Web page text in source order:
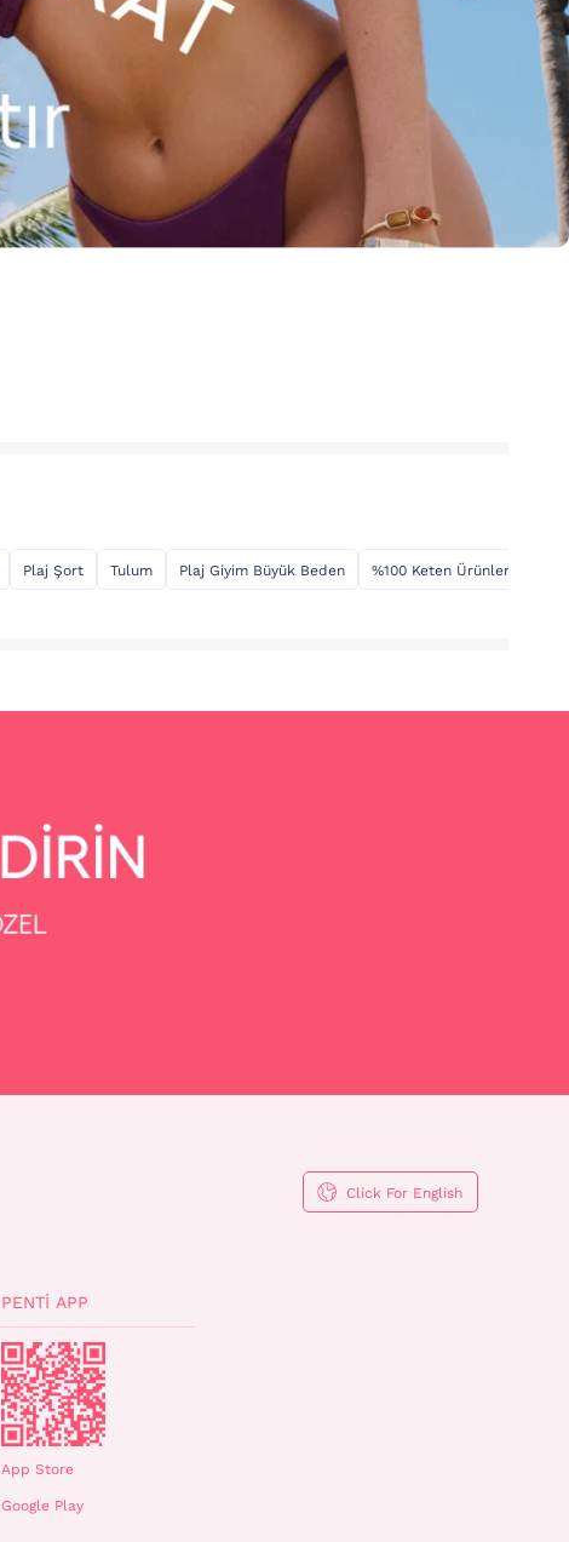
Plaj Şort Tulum Plaj Giyim Büyük Beden %100 Keten Ürünler
Click For English
PENTI APP
App Store
Google Play